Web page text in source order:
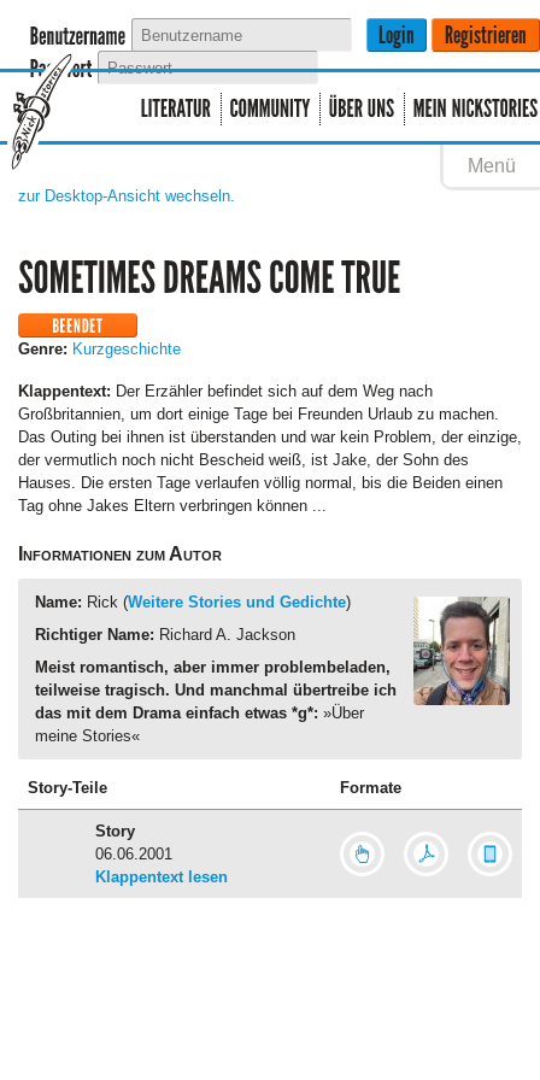
Menü
zur Desktop-Ansicht wechseln.
Genre: Kurzgeschichte
Klappentext: Der Erzähler befindet sich auf dem Weg nach
Großbritannien, um dort einige Tage bei Freunden Urlaub zu machen.
Das Outing bei ihnen ist überstanden und war kein Problem, der einzige,
der vermutlich noch nicht Bescheid weiß, ist Jake, der Sohn des
Hauses. Die ersten Tage verlaufen völlig normal, bis die Beiden einen
Tag ohne Jakes Eltern verbringen können ...
Informationen zum Autor
Name: Rick (Weitere Stories und Gedichte)
Richtiger Name: Richard A. Jackson
Meist romantisch, aber immer problembeladen,
teilweise tragisch. Und manchmal übertreibe ich
das mit dem Drama einfach etwas *g*: »Über
meine Stories«
Story-Teile Formate
Story
06.06.2001
Klappentext lesen